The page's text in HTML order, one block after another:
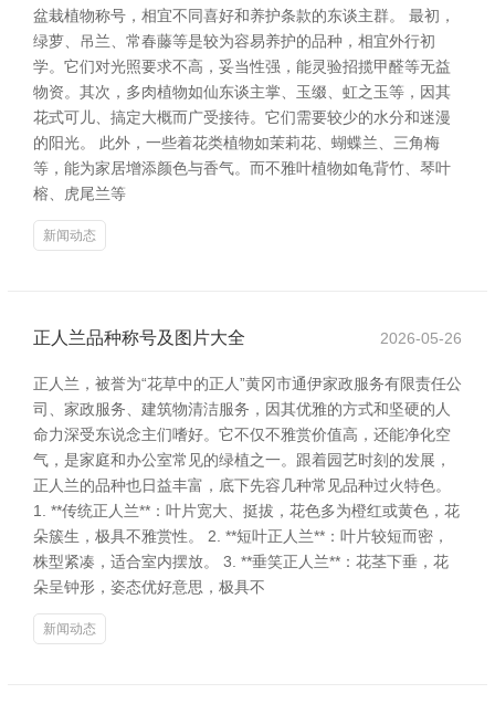
盆栽植物称号，相宜不同喜好和养护条款的东谈主群。 最初，
绿萝、吊兰、常春藤等是较为容易养护的品种，相宜外行初
学。它们对光照要求不高，妥当性强，能灵验招揽甲醛等无益
物资。其次，多肉植物如仙东谈主掌、玉缀、虹之玉等，因其
花式可儿、搞定大概而广受接待。它们需要较少的水分和迷漫
的阳光。 此外，一些着花类植物如茉莉花、蝴蝶兰、三角梅
等，能为家居增添颜色与香气。而不雅叶植物如龟背竹、琴叶
榕、虎尾兰等
新闻动态
正人兰品种称号及图片大全 2026-05-26
正人兰，被誉为“花草中的正人”黄冈市通伊家政服务有限责任公
司、家政服务、建筑物清洁服务，因其优雅的方式和坚硬的人
命力深受东说念主们嗜好。它不仅不雅赏价值高，还能净化空
气，是家庭和办公室常见的绿植之一。跟着园艺时刻的发展，
正人兰的品种也日益丰富，底下先容几种常见品种过火特色。
1. **传统正人兰**：叶片宽大、挺拔，花色多为橙红或黄色，花
朵簇生，极具不雅赏性。 2. **短叶正人兰**：叶片较短而密，
株型紧凑，适合室内摆放。 3. **垂笑正人兰**：花茎下垂，花
朵呈钟形，姿态优好意思，极具不
新闻动态